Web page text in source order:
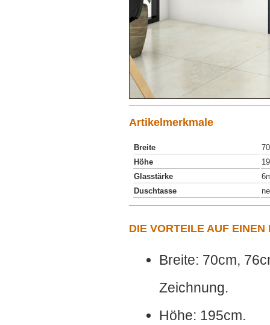
Artikelmerkmale
Breite
Höhe
Glasstärke
Duschtasse
DIE VORTEILE AUF EINEN
Breite: 70cm,
Zeichnung.
Höhe: 195cm.